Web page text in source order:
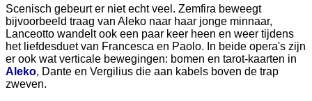
Scenisch gebeurt er niet echt veel. Zemfira beweegt
bijvoorbeeld traag van Aleko naar haar jonge minnaar,
Lanceotto wandelt ook een paar keer heen en weer tijdens
het liefdesduet van Francesca en Paolo. In beide opera's zijn
er ook wat verticale bewegingen: bomen en tarot-kaarten in
Aleko, Dante en Vergilius die aan kabels boven de trap
zweven.